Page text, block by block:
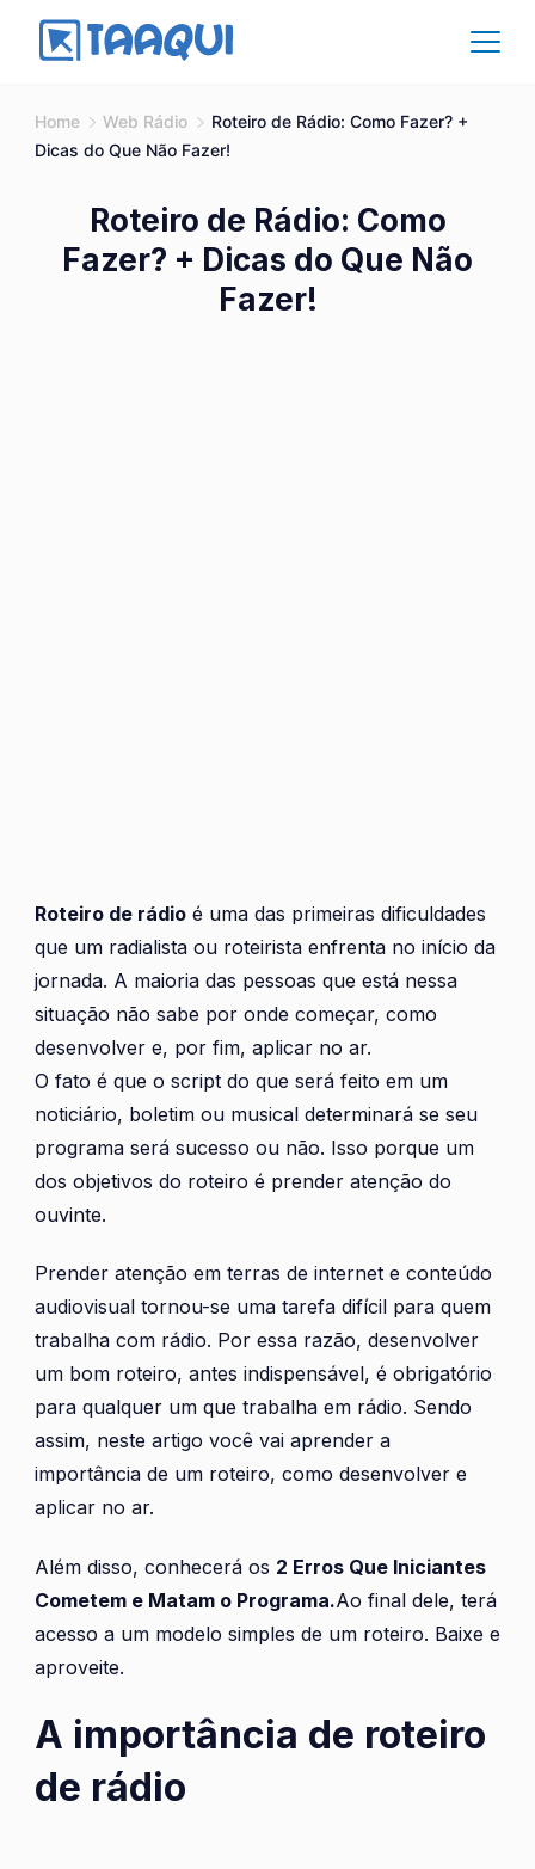
Home Web Rádio
Roteiro de Rádio: Como Fazer? +
Dicas do Que Não Fazer!
Roteiro de Rádio: Como
Fazer? + Dicas do Que Não
Fazer!
Roteiro de rádio é uma das primeiras dificuldades
que um radialista ou roteirista enfrenta no início da
jornada. A maioria das pessoas que está nessa
situação não sabe por onde começar, como
desenvolver e, por fim, aplicar no ar.
O fato é que o script do que será feito em um
noticiário, boletim ou musical determinará se seu
programa será sucesso ou não. Isso porque um
dos objetivos do roteiro é prender atenção do
ouvinte.
Prender atenção em terras de internet e conteúdo
audiovisual tornou-se uma tarefa difícil para quem
trabalha com rádio. Por essa razão, desenvolver
um bom roteiro, antes indispensável, é obrigatório
para qualquer um que trabalha em rádio. Sendo
assim, neste artigo você vai aprender a
importância de um roteiro, como desenvolver e
aplicar no ar.
Além disso, conhecerá os 2 Erros Que Iniciantes
Cometem e Matam o Programa.Ao final dele, terá
acesso a um modelo simples de um roteiro. Baixe e
aproveite.
A importância de roteiro
de rádio